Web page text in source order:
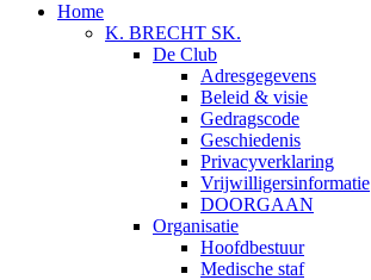
Home
K. BRECHT SK.
De Club
Adresgegevens
Beleid & visie
Gedragscode
Geschiedenis
Privacyverklaring
Vrijwilligersinformatie
DOORGAAN
Organisatie
Hoofdbestuur
Medische staf